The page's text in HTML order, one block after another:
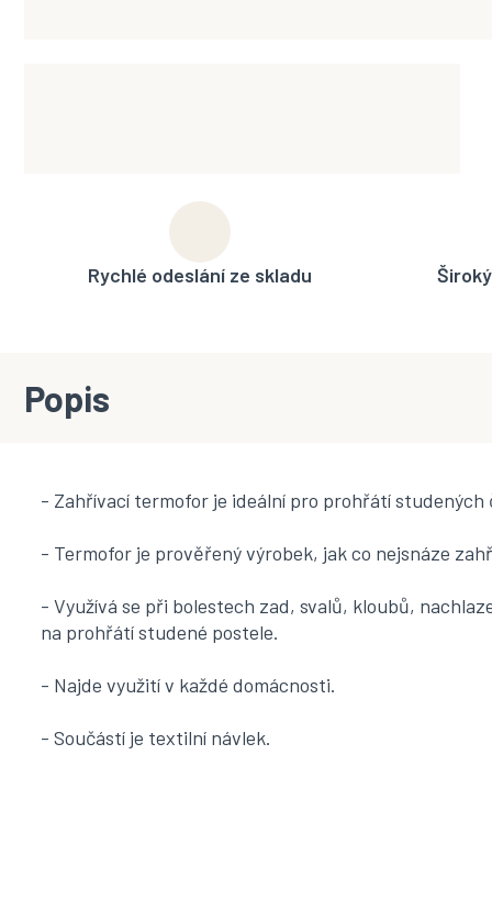
Rychlé odeslání ze skladu
Popis
- Zahřívací termofor je ideální pro prohřátí studených
- Termofor je prověřený výrobek, jak co nejsnáze
- Využívá se při bolestech zad, svalů, kloubů,
na prohřátí studené postele.
- Najde využití v každé domácnosti.
- Součástí je textilní návlek.